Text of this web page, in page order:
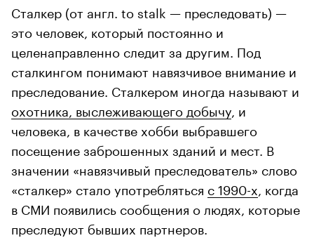
Сталкер (от англ. to stalk — преследовать) —
это человек, который постоянно и
целенаправленно следит за другим. Под
сталкингом понимают навязчивое внимание и
преследование. Сталкером иногда называют и
охотника, выслеживающего добычу , и
человека, в качестве хобби выбравшего
посещение заброшенных зданий и мест. В
значении «навязчивый преследователь» слово
«сталкер» стало употребляться с 1990-х , когда
в СМИ появились сообщения о людях, которые
преследуют бывших партнеров.